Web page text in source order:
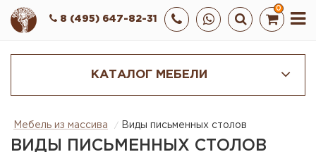
0
8 (495) 647-82-31
КАТАЛОГ МЕБЕЛИ
Мебель из массива Виды письменных столов
ВИДЫ ПИСЬМЕННЫХ СТОЛОВ